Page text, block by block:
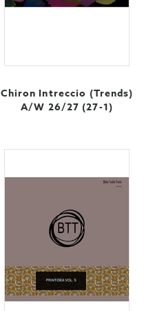
Chiron Intreccio (Trends)
A/W 26/27 (27-1)